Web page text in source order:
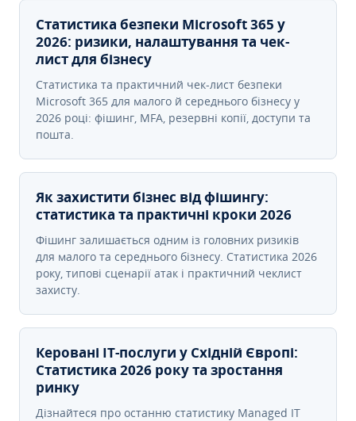
Статистика безпеки Microsoft 365 у
2026: ризики, налаштування та чек-
лист для бізнесу
Статистика та практичний чек-лист безпеки
Microsoft 365 для малого й середнього бізнесу у
2026 році: фішинг, MFA, резервні копії, доступи та
пошта.
Як захистити бізнес від фішингу:
статистика та практичні кроки 2026
Фішинг залишається одним із головних ризиків
для малого та середнього бізнесу. Статистика 2026
року, типові сценарії атак і практичний чеклист
захисту.
Керовані ІТ-послуги у Східній Європі:
Статистика 2026 року та зростання
ринку
Дізнайтеся про останню статистику Managed IT